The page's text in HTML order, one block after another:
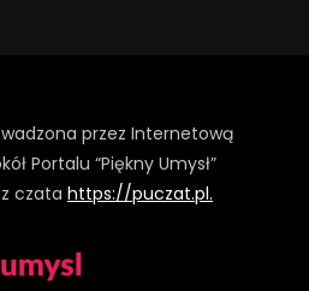
przez Internetową
Portalu “Piękny Umysł”
czata https://puczat.pl.